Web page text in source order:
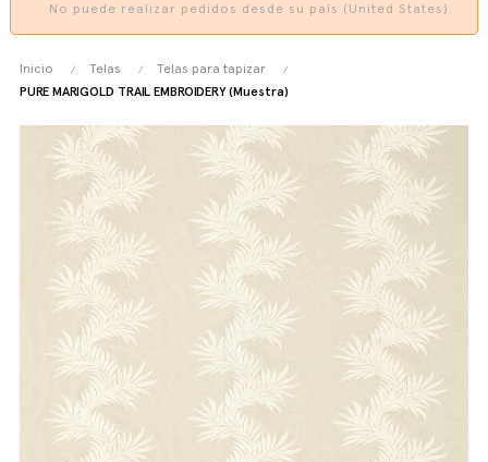
No puede realizar pedidos desde su país (United States).
Inicio Telas
Telas para tapizar
PURE MARIGOLD TRAIL EMBROIDERY (Muestra)